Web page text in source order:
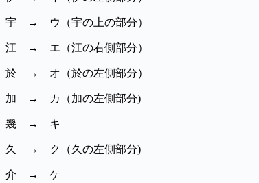
宇 → ウ（宇の上の部分）
江 → エ（江の右側部分）
於 → オ（於の左側部分）
加 → カ（加の左側部分)
幾 → キ
久 → ク（久の左側部分)
介 → ケ